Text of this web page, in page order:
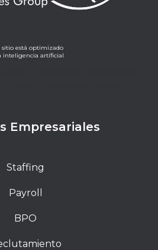
sitio está optimizado
inteligencia artificial
Empresariales
Staffing
Payroll
BPO